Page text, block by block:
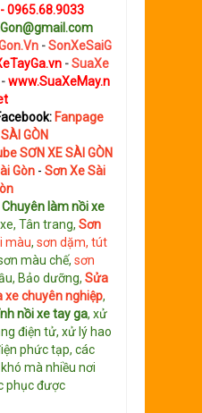
0965.68.9033
-SonXeSaiG
-SuaXe
-www.SuaXeMay.n
Fanpage
GÒN
SƠN XE SÀI GÒN
Gòn- Sơn Xe Sài
Chuyên làm nồi xe
Tân trang, Sơn
màu, sơn dặm, tút
màu chế, sơn
Bảo dưỡng, Sửa
xe chuyên nghiệp,
nồi xe tay ga, xử
điện tử, xử lý hao
phức tạp, các
mà nhiều nơi
phục được